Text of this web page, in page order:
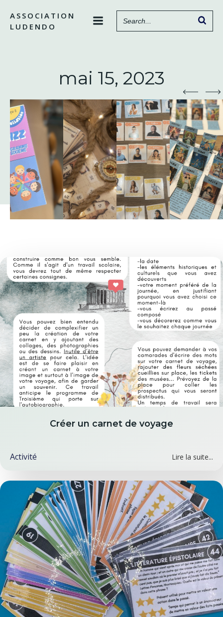
contenu
ASSOCIATION
LUDENDO
mai 15, 2023
Créer un carnet de voyage
Activité Lire la suite...